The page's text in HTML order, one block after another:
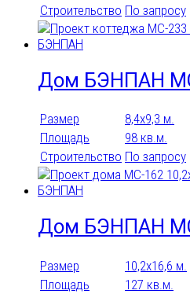
Строительство По запросу
Дом БЭНПАН
Размер
8,4х9,3 м.
Площадь
98 кв.м.
Строительство По запросу
Дом БЭНПАН
Размер
10,2х16,6 м.
Площадь
127 кв.м.